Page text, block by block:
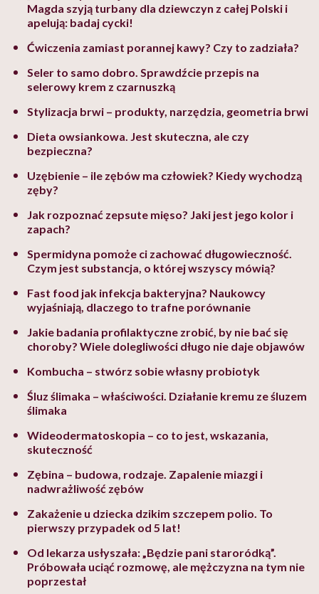
Magda szyją turbany dla dziewczyn z całej Polski i
apelują: badaj cycki!
Ćwiczenia zamiast porannej kawy? Czy to zadziała?
Seler to samo dobro. Sprawdźcie przepis na
selerowy krem z czarnuszką
Stylizacja brwi – produkty, narzędzia, geometria brwi
Dieta owsiankowa. Jest skuteczna, ale czy
bezpieczna?
Uzębienie – ile zębów ma człowiek? Kiedy wychodzą
zęby?
Jak rozpoznać zepsute mięso? Jaki jest jego kolor i
zapach?
Spermidyna pomoże ci zachować długowieczność.
Czym jest substancja, o której wszyscy mówią?
Fast food jak infekcja bakteryjna? Naukowcy
wyjaśniają, dlaczego to trafne porównanie
Jakie badania profilaktyczne zrobić, by nie bać się
choroby? Wiele dolegliwości długo nie daje objawów
Kombucha – stwórz sobie własny probiotyk
Śluz ślimaka – właściwości. Działanie kremu ze śluzem
ślimaka
Wideodermatoskopia – co to jest, wskazania,
skuteczność
Zębina – budowa, rodzaje. Zapalenie miazgi i
nadwrażliwość zębów
Zakażenie u dziecka dzikim szczepem polio. To
pierwszy przypadek od 5 lat!
Od lekarza usłyszała: „Będzie pani staroródką”.
Próbowała uciąć rozmowę, ale mężczyzna na tym nie
poprzestał